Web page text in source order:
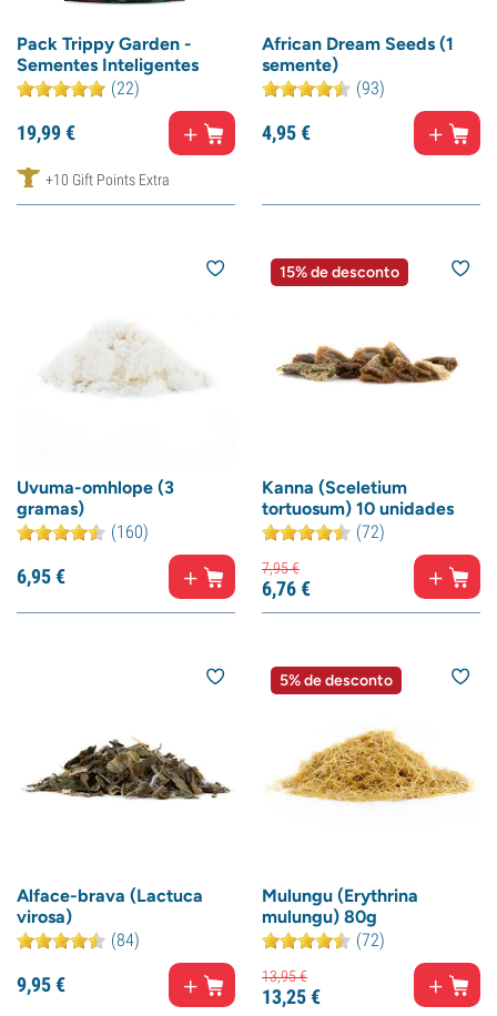
Pack Trippy Garden -
Sementes Inteligentes
(22)
19,99€
+10 Gift Points Extra
African Dream Seeds (1
semente)
(93)
4,95€
Uvuma-omhlope (3
gramas)
(160)
6,95€
15% de desconto
Kanna (Sceletium
tortuosum) 10 unidades
(72)
7,95€
6,76€
Alface-brava (Lactuca
virosa)
(84)
9,95€
5% de desconto
Mulungu (Erythrina
mulungu) 80g
(72)
13,95€
13,25€